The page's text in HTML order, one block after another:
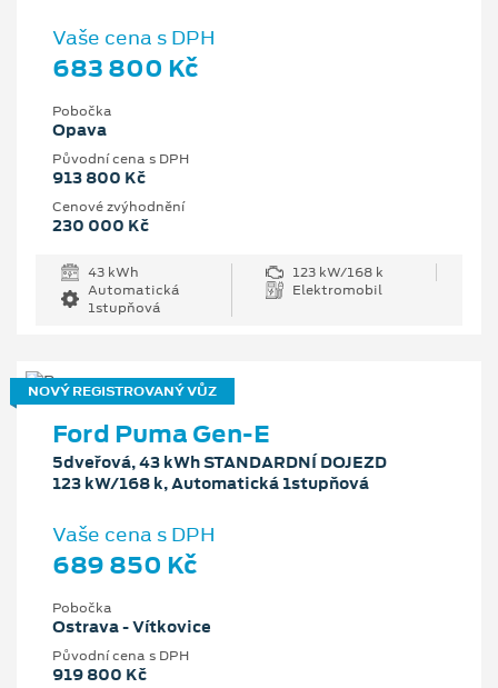
Vaše cena s DPH
683 800 Kč
Pobočka
Opava
Původní cena s DPH
913 800 Kč
Cenové zvýhodnění
230 000 Kč
43 kWh
123 kW/168 k
Automatická
1stupňová
Elektromobil
NOVÝ REGISTROVANÝ VŮZ
Ford Puma Gen-E
5dveřová, 43 kWh STANDARDNÍ DOJEZD
123 kW/168 k, Automatická 1stupňová
Vaše cena s DPH
689 850 Kč
Pobočka
Ostrava - Vítkovice
Původní cena s DPH
919 800 Kč